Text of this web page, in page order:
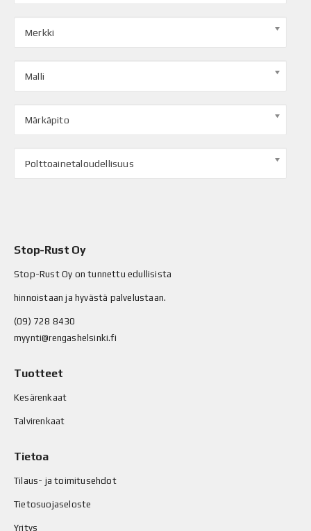
Merkki
Malli
Märkäpito
Polttoainetaloudellisuus
Stop-Rust Oy
Stop-Rust Oy on tunnettu edullisista
hinnoistaan ja hyvästä palvelustaan.
(09) 728 8430
myynti@rengashelsinki.fi
Tuotteet
Kesärenkaat
Talvirenkaat
Tietoa
Tilaus- ja toimitusehdot
Tietosuojaseloste
Yritys